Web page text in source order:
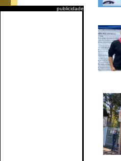
publicidade